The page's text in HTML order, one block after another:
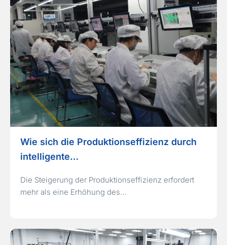
Wie sich die Produktionseffizienz durch
intelligente…
Die Steigerung der Produktionseffizienz erfordert
mehr als eine Erhöhung des…